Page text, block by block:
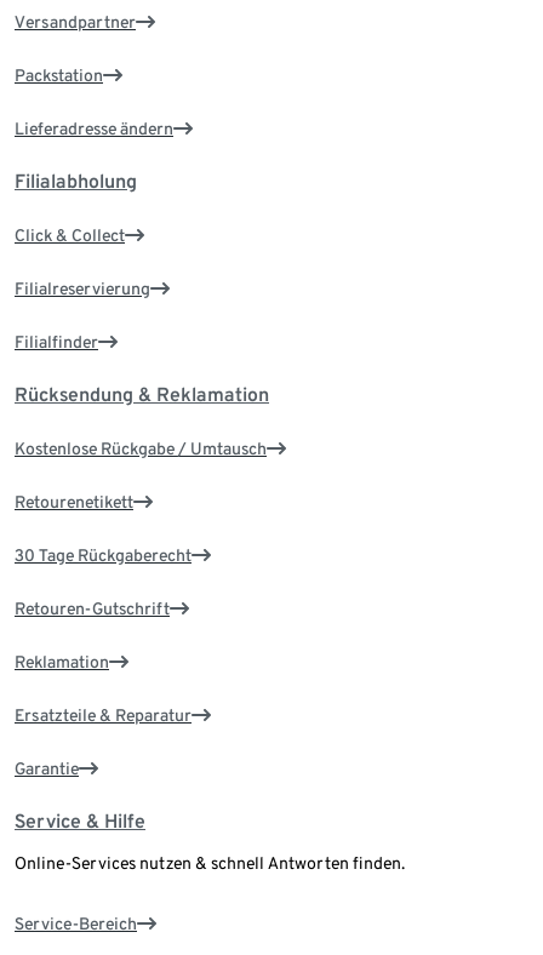
Versandpartner
Packstation
Lieferadresse ändern
Filialabholung
Click & Collect
Filialreservierung
Filialfinder
Rücksendung & Reklamation
Kostenlose Rückgabe / Umtausch
Retourenetikett
30 Tage Rückgaberecht
Retouren-Gutschrift
Reklamation
Ersatzteile & Reparatur
Garantie
Service & Hilfe
Online-Services nutzen & schnell Antworten finden.
Service-Bereich